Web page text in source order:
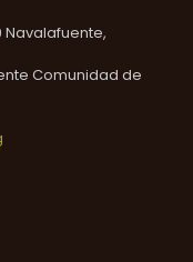
Navalafuente,
Comunidad de